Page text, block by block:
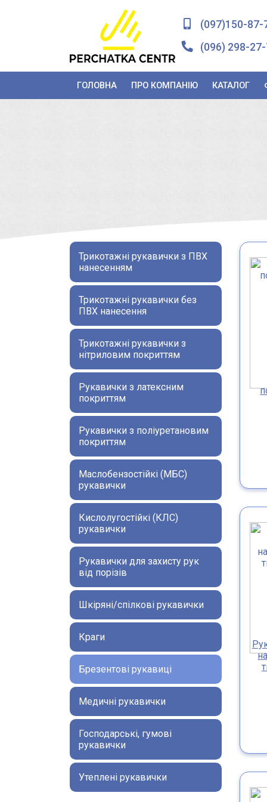
(097)150-87-
(096) 298-
ГОЛОВНА ПРО КОМПАНІЮ КАТАЛОГ
Трикотажні рукавички з ПВХ
нанесенням
Трикотажні рукавички без
ПВХ нанесення
Трикотажні рукавички з
нітриловим покриттям
Рукавички з латексним
покриттям
Рукавички з поліуретановим
покриттям
Маслобензостійкі (МБС)
рукавички
Кислолугостійкі (КЛС)
рукавички
Рукавички для захисту рук
від порізів
Шкіряні/спілкові рукавички
Краги
Брезентові рукавиці
Медичні рукавички
Господарські, гумові
рукавички
Утеплені рукавички